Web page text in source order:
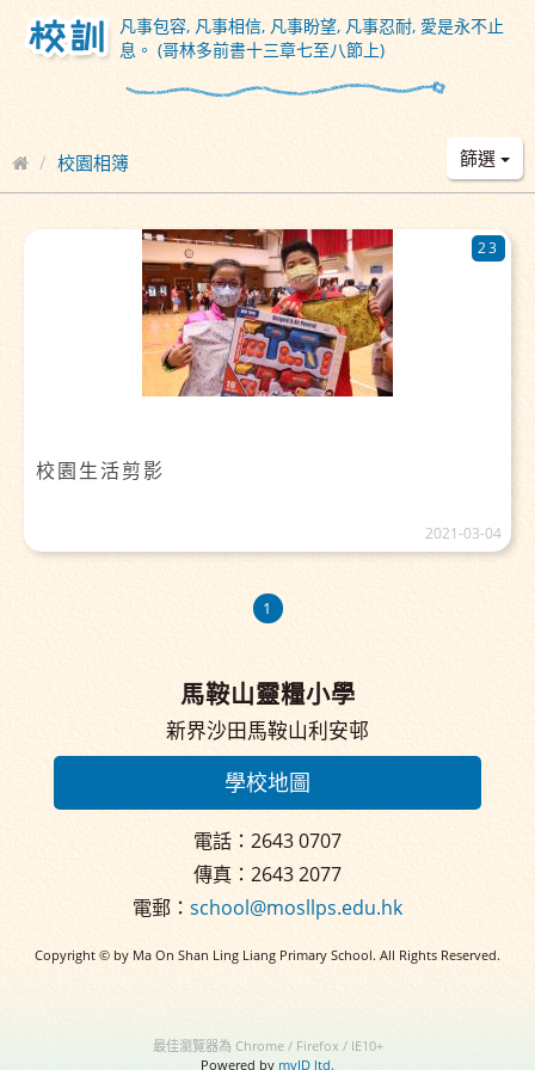
凡事包容, 凡事相信, 凡事盼望, 凡事忍耐, 愛是永不止
息。 (哥林多前書十三章七至八節上)
校園相簿 篩選
校園生活剪影
23
2021-03-04
1
馬鞍山靈糧小學
新界沙田馬鞍山利安邨
學校地圖
電話：2643 0707
傳真：2643 2077
電郵： school@mosllps.edu.hk
Copyright © by Ma On Shan Ling Liang Primary School. All Rights Reserved.
最佳瀏覽器為 Chrome / Firefox / IE10+
Powered by myID ltd.